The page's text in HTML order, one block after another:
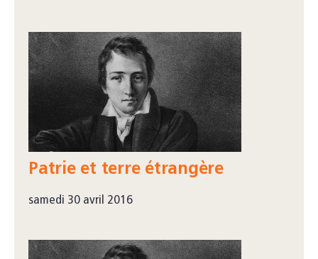
Patrie et terre étrangère
samedi 30 avril 2016